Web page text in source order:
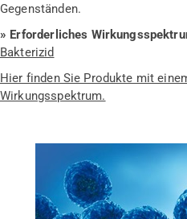
Gegenständen.
» Erforderliches
Bakterizid
Hier finden Sie Produkte mit
Wirkungsspektrum.